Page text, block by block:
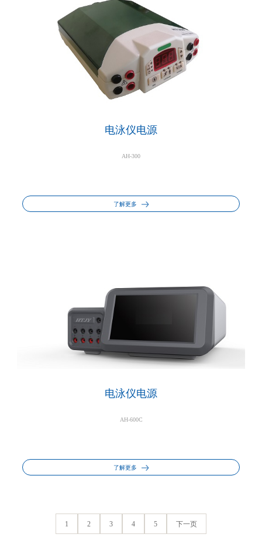
电泳仪电源
AH-300
了解更多
电泳仪电源
AH-600C
了解更多
1 2 3 4 5 下一页